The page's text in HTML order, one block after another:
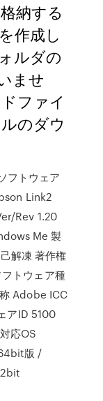
納する
作成し
ルダの
ませ
ファイ
のダウ
フトウェア
Link2
Rev 1.20
Me 製
解凍 著作権
トウェア種
Adobe ICC
アID 5100
応OS
版 /